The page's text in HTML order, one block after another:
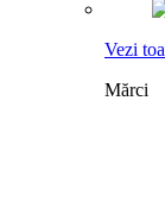
Vezi
Mărci